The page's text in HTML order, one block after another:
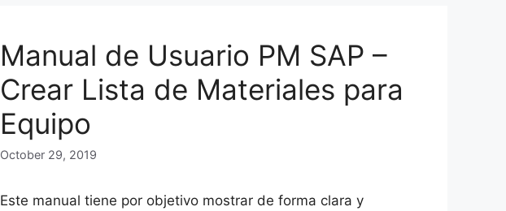
Manual de Usuario PM SAP –
Crear Lista de Materiales para
Equipo
October 29, 2019
Este manual tiene por objetivo mostrar de forma clara y